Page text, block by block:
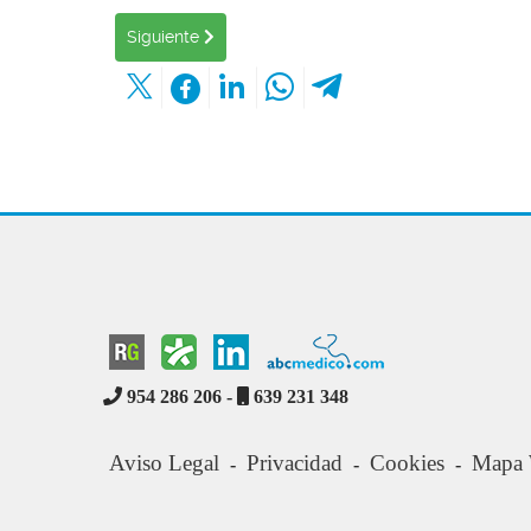
Artículo siguiente: RESULTADOS E
Siguiente
954 286 206 - 639 231 348
Aviso Legal - Privacidad - Cookies - Mapa